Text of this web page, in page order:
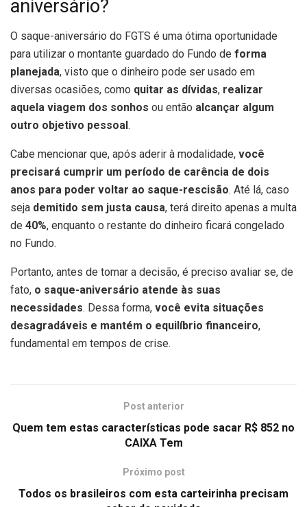
aniversário?
O saque-aniversário do FGTS é uma ótima oportunidade
para utilizar o montante guardado do Fundo de forma
planejada, visto que o dinheiro pode ser usado em
diversas ocasiões, como quitar as dívidas, realizar
aquela viagem dos sonhos ou então alcançar algum
outro objetivo pessoal .
Cabe mencionar que, após aderir à modalidade, você
precisará cumprir um período de carência de dois
anos para poder voltar ao saque-rescisão. Até lá, caso
seja demitido sem justa causa, terá direito apenas a multa
de 40%, enquanto o restante do dinheiro ficará congelado
no Fundo.
Portanto, antes de tomar a decisão, é preciso avaliar se, de
fato, o saque-aniversário atende às suas
necessidades. Dessa forma, você evita situações
desagradáveis e mantém o equilíbrio financeiro,
fundamental em tempos de crise.
Post anterior
Quem tem estas características pode sacar R$ 852 no
CAIXA Tem
Próximo post
Todos os brasileiros com esta carteirinha precisam